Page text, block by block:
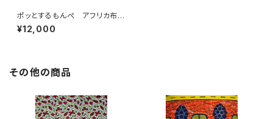
ポッとするもんぺ アフリカ布
No.38
¥12,000
その他の商品